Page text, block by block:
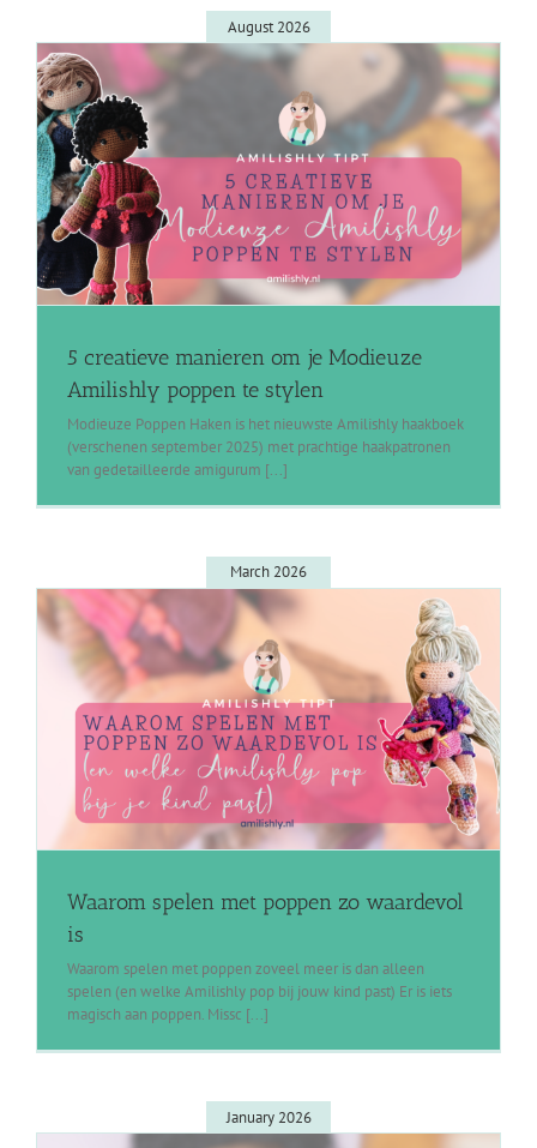
August 2026
5 creatieve manieren om je Modieuze
Amilishly poppen te stylen
Modieuze Poppen Haken is het nieuwste Amilishly haakboek
(verschenen september 2025) met prachtige haakpatronen
van gedetailleerde amigurum [...]
March 2026
Waarom spelen met poppen zo waardevol
is
Waarom spelen met poppen zoveel meer is dan alleen
spelen (en welke Amilishly pop bij jouw kind past) Er is iets
magisch aan poppen. Missc [...]
January 2026